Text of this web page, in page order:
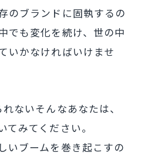
のブランドに固執するの
でも変化を続け、世の中
いかなければいけませ
ないそんなあなたは、
みてください。
いブームを巻き起こすの